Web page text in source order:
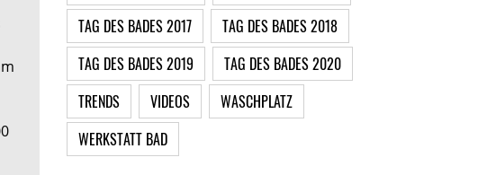
TAG DES BADES 2017
TAG DES BADES 2018
TAG DES BADES 2019
TAG DES BADES 2020
TRENDS
VIDEOS
WASCHPLATZ
WERKSTATT BAD